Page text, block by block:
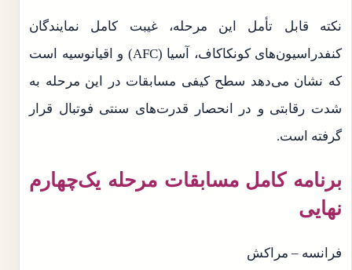
نکته قابل تأمل این مرحله، غیبت کامل نمایندگان
کنفدراسیون‌های کونکاکاف، آسیا (AFC) و اقیانوسیه است
که نشان می‌دهد سطح کیفی مسابقات در این مرحله به
شدت رقابتی و در انحصار قدرت‌های سنتی فوتبال قرار
گرفته است.
برنامه کامل مسابقات مرحله یک‌چهارم
نهایی
فرانسه – مراکش